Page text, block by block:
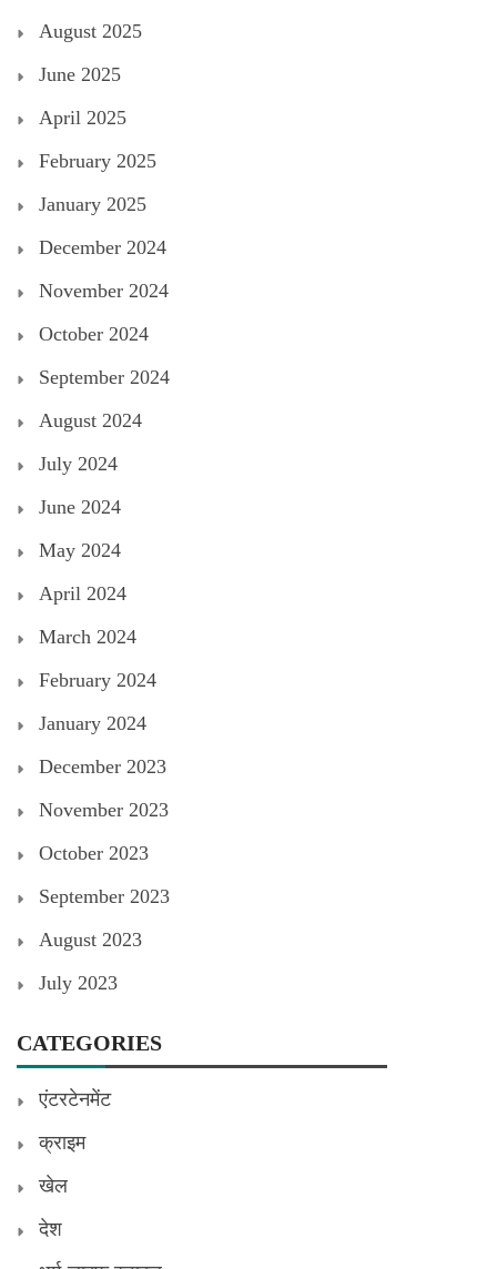
August 2025
June 2025
April 2025
February 2025
January 2025
December 2024
November 2024
October 2024
September 2024
August 2024
July 2024
June 2024
May 2024
April 2024
March 2024
February 2024
January 2024
December 2023
November 2023
October 2023
September 2023
August 2023
July 2023
CATEGORIES
एंटरटेनमेंट
क्राइम
खेल
देश